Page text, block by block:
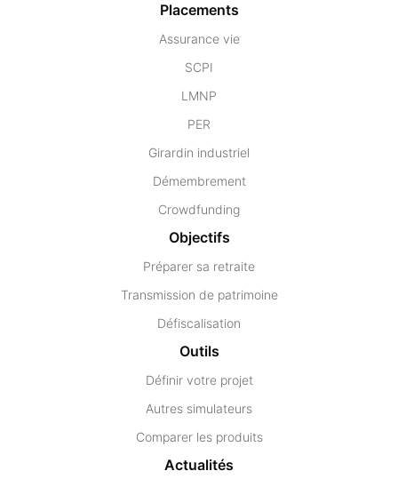
Placements
Assurance vie
SCPI
LMNP
PER
Girardin industriel
Démembrement
Crowdfunding
Objectifs
Préparer sa retraite
Transmission de patrimoine
Défiscalisation
Outils
Définir votre projet
Autres simulateurs
Comparer les produits
Actualités